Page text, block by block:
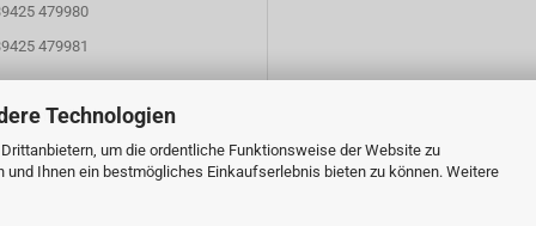
Technologien
um die ordentliche Funktionsweise der Website zu
Ihnen ein bestmögliches Einkaufserlebnis bieten zu können. Weitere
479980
479981